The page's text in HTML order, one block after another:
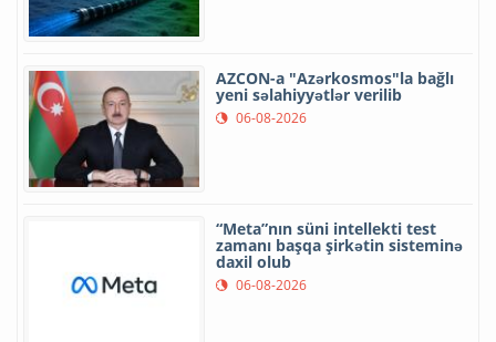
AZCON-a "Azərkosmos"la bağlı
yeni səlahiyyətlər verilib
06-08-2026
“Meta”nın süni intellekti test
zamanı başqa şirkətin sisteminə
daxil olub
06-08-2026